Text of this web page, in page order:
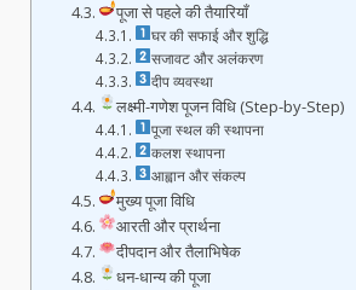
पूजा से पहले की तैयारियाँ
घर की सफाई और शुद्धि
सजावट और अलंकरण
दीप व्यवस्था
लक्ष्मी-गणेश पूजन विधि (Step-by-Step)
पूजा स्थल की स्थापना
कलश स्थापना
आह्वान और संकल्प
मुख्य पूजा विधि
आरती और प्रार्थना
दीपदान और तैलाभिषेक
धन-धान्य की पूजा